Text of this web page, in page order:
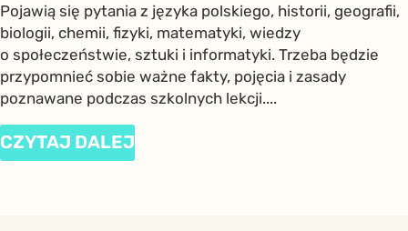
Pojawią się pytania z języka polskiego, historii, geografii,
biologii, chemii, fizyki, matematyki, wiedzy
o społeczeństwie, sztuki i informatyki. Trzeba będzie
przypomnieć sobie ważne fakty, pojęcia i zasady
poznawane podczas szkolnych lekcji....
CZYTAJ DALEJ